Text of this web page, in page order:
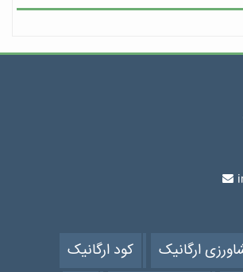
ارگانیک کود ارگانیک